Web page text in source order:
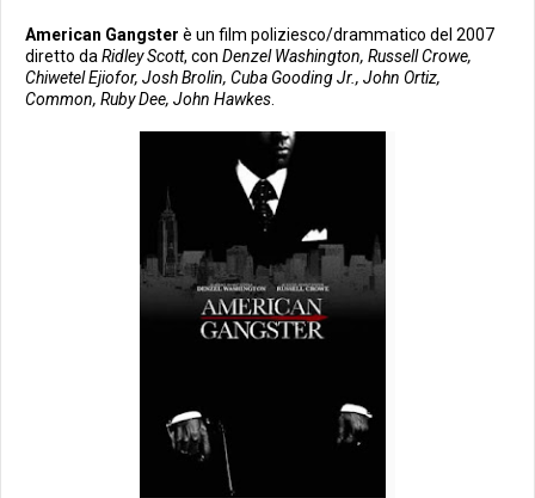
American Gangster è un film poliziesco/drammatico del 2007
diretto da Ridley Scott, con Denzel Washington, Russell Crowe,
Chiwetel Ejiofor, Josh Brolin, Cuba Gooding Jr., John Ortiz,
Common, Ruby Dee, John Hawkes